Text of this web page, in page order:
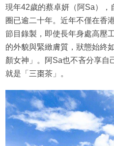
現年42歲的蔡卓妍（阿Sa）
圈已逾二十年。近年不僅在香
節目錄製，即使長年身處高壓
的外貌與緊緻膚質，狀態始終
顏女神」。阿Sa也不吝分享自
就是「三棗茶」。